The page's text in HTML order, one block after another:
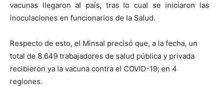
vacunas llegaron al país, tras lo cual se iniciaron las
inoculaciones en funcionarios de la Salud.
Respecto de esto, el Minsal precisó que, a la fecha, un
total de 8.649 trabajadores de salud pública y privada
recibieron ya la vacuna contra el COVID-19; en 4
regiones.